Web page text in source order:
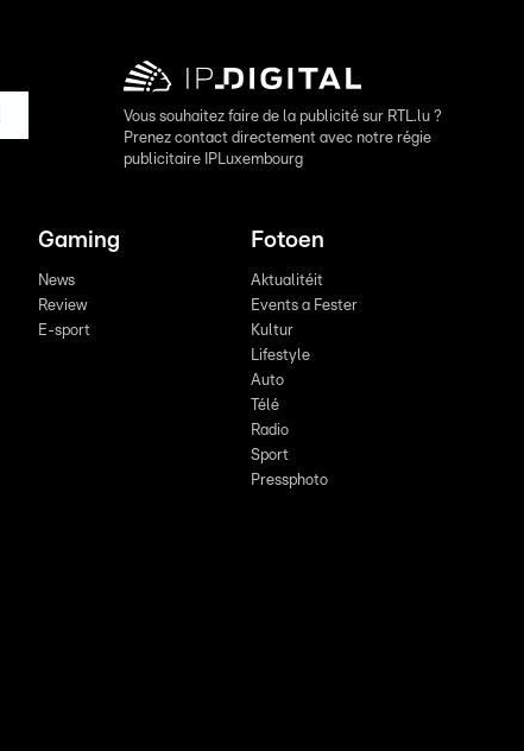
Vous souhaitez faire de la publicité sur RTL.lu ?
Prenez contact directement avec notre régie
publicitaire IPLuxembourg
Gaming
News
Review
E-sport
Fotoen
Aktualitéit
Events a Fester
Kultur
Lifestyle
Auto
Télé
Radio
Sport
Pressphoto